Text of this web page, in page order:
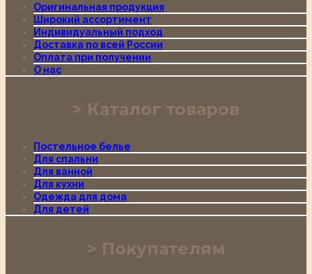
Оригинальная продукция
Широкий ассортимент
Индивидуальный подход
Доставка по всей России
Оплата при получении
О нас
Каталог товаров
Постельное белье
Для спальни
Для ванной
Для кухни
Одежда для дома
Для детей
Покупателям